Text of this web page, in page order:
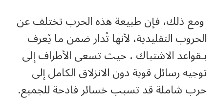
ومع ذلك، فإن طبيعة هذه الحرب تختلف عن
الحروب التقليدية، لأنها تُدار ضمن ما يُعرف
بـقواعد الاشتباك ، حيث تسعى الأطراف إلى
توجيه رسائل قوية دون الانزلاق الكامل إلى
حرب شاملة قد تسبب خسائر فادحة للجميع.